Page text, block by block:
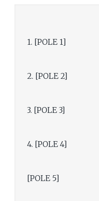
1. [POLE 1]
2. [POLE 2]
3. [POLE 3]
4. [POLE 4]
[POLE 5]